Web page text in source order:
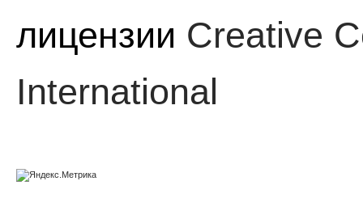
лицензии Creative
International